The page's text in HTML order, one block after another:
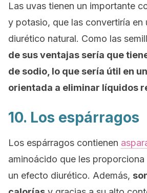
Las uvas tienen un importante
y potasio, que las convertiría en
diurético natural. Como las
de sus ventajas sería que
de sodio, lo que sería útil en
orientada a eliminar líquidos
10. Los espárragos
Los espárragos contienen
aminoácido que les
un efecto diurético. Además,